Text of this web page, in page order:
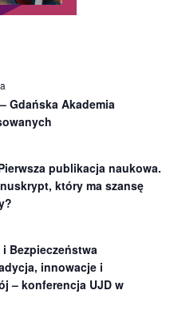
Gdańska Akademia
publikacja naukowa.
który ma szansę
Bezpieczeństwa
innowacje i
– konferencja UJD w